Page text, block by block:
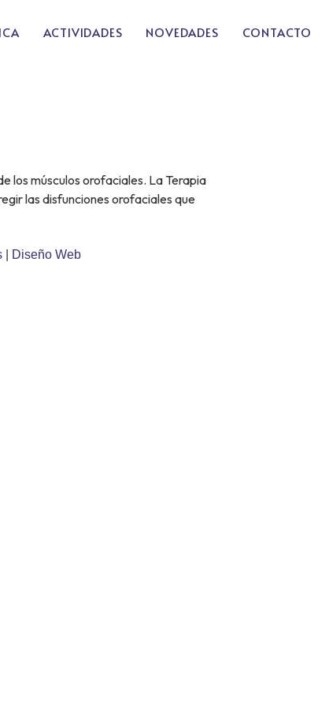
ACTIVIDADES NOVEDADES CONTACTO
los músculos orofaciales. La Terapia
las disfunciones orofaciales que
Diseño Web